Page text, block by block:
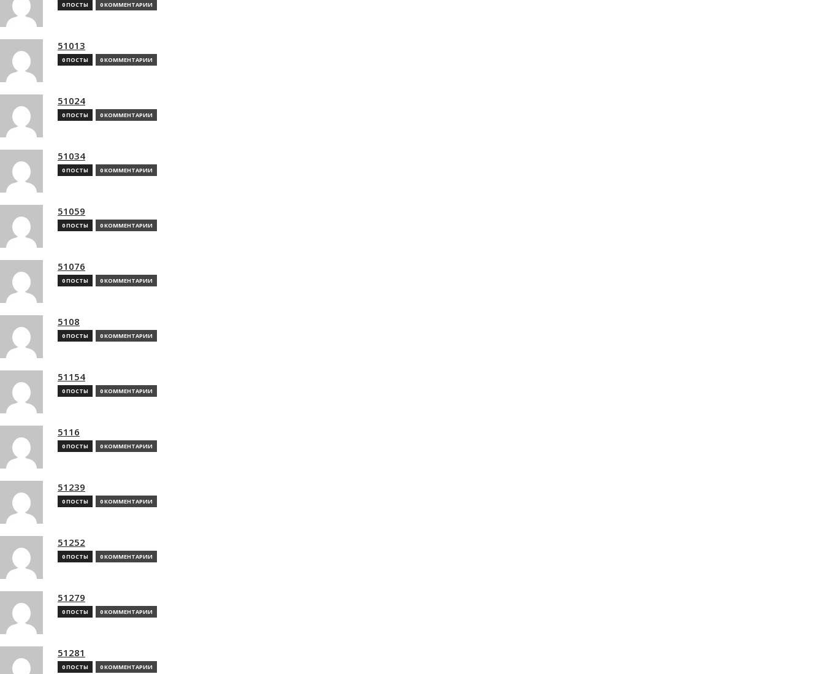
0 ПОСТЫ 0 КОММЕНТАРИИ
51013
0 ПОСТЫ 0 КОММЕНТАРИИ
51024
0 ПОСТЫ 0 КОММЕНТАРИИ
51034
0 ПОСТЫ 0 КОММЕНТАРИИ
51059
0 ПОСТЫ 0 КОММЕНТАРИИ
51076
0 ПОСТЫ 0 КОММЕНТАРИИ
5108
0 ПОСТЫ 0 КОММЕНТАРИИ
51154
0 ПОСТЫ 0 КОММЕНТАРИИ
5116
0 ПОСТЫ 0 КОММЕНТАРИИ
51239
0 ПОСТЫ 0 КОММЕНТАРИИ
51252
0 ПОСТЫ 0 КОММЕНТАРИИ
51279
0 ПОСТЫ 0 КОММЕНТАРИИ
51281
0 ПОСТЫ 0 КОММЕНТАРИИ